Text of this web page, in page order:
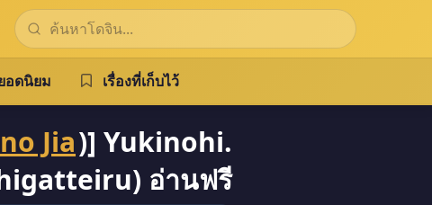
อดนิยม เรื่องที่เก็บไว้
Jia)] Yukinohi.
อ่านฟรี